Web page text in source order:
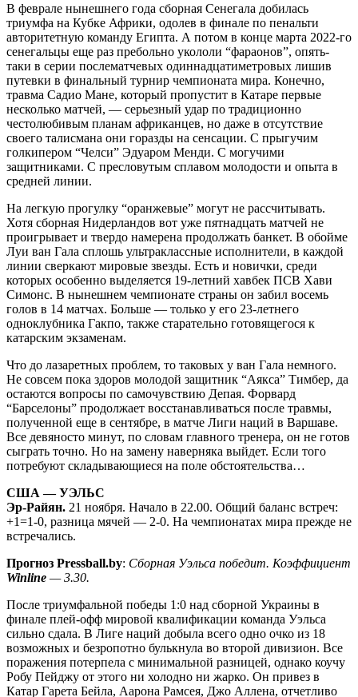
В феврале нынешнего года сборная Сенегала добилась
триумфа на Кубке Африки, одолев в финале по пенальти
авторитетную команду Египта. А потом в конце марта 2022-го
сенегальцы еще раз пребольно укололи “фараонов”, опять-
таки в серии послематчевых одиннадцатиметровых лишив
путевки в финальный турнир чемпионата мира. Конечно,
травма Садио Мане, который пропустит в Катаре первые
несколько матчей, — серьезный удар по традиционно
честолюбивым планам африканцев, но даже в отсутствие
своего талисмана они горазды на сенсации. С прыгучим
голкипером “Челси” Эдуаром Менди. С могучими
защитниками. С пресловутым сплавом молодости и опыта в
средней линии.
На легкую прогулку “оранжевые” могут не рассчитывать.
Хотя сборная Нидерландов вот уже пятнадцать матчей не
проигрывает и твердо намерена продолжать банкет. В обойме
Луи ван Гала сплошь ультраклассные исполнители, в каждой
линии сверкают мировые звезды. Есть и новички, среди
которых особенно выделяется 19-летний хавбек ПСВ Хави
Симонс. В нынешнем чемпионате страны он забил восемь
голов в 14 матчах. Больше — только у его 23-летнего
одноклубника Гакпо, также старательно готовящегося к
катарским экзаменам.
Что до лазаретных проблем, то таковых у ван Гала немного.
Не совсем пока здоров молодой защитник “Аякса” Тимбер, да
остаются вопросы по самочувствию Депая. Форвард
“Барселоны” продолжает восстанавливаться после травмы,
полученной еще в сентябре, в матче Лиги наций в Варшаве.
Все девяносто минут, по словам главного тренера, он не готов
сыграть точно. Но на замену наверняка выйдет. Если того
потребуют складывающиеся на поле обстоятельства…
США — УЭЛЬС
Эр-Райян. 21 ноября. Начало в 22.00. Общий баланс встреч:
+1=1-0, разница мячей — 2-0. На чемпионатах мира прежде не
встречались.
Прогноз Pressball.by: Сборная Уэльса победит. Коэффициент
Winline — 3.30.
После триумфальной победы 1:0 над сборной Украины в
финале плей-офф мировой квалификации команда Уэльса
сильно сдала. В Лиге наций добыла всего одно очко из 18
возможных и безропотно булькнула во второй дивизион. Все
поражения потерпела с минимальной разницей, однако коучу
Робу Пейджу от этого ни холодно ни жарко. Он привез в
Катар Гарета Бейла, Аарона Рамсея, Джо Аллена, отчетливо